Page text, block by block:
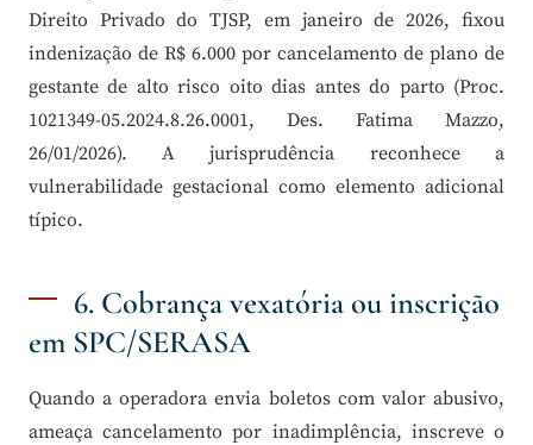
Direito Privado do TJSP, em janeiro de 2026, fixou
indenização de R$ 6.000 por cancelamento de plano de
gestante de alto risco oito dias antes do parto (Proc.
1021349-05.2024.8.26.0001, Des. Fatima Mazzo,
26/01/2026). A jurisprudência reconhece a
vulnerabilidade gestacional como elemento adicional
típico.
6. Cobrança vexatória ou inscrição
em SPC/SERASA
Quando a operadora envia boletos com valor abusivo,
ameaça cancelamento por inadimplência, inscreve o